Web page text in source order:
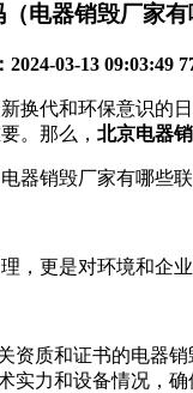
电器销毁厂家有
2024-03-13 09:03:49
换代和环保意识的
。那么， 北京电器
，更是对环境和企
资质和证书的电器
实力和设备情况，确